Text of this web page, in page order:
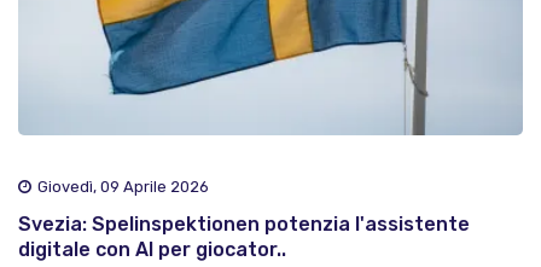
Giovedì, 09 Aprile 2026
Svezia: Spelinspektionen potenzia l'assistente
digitale con AI per giocator..